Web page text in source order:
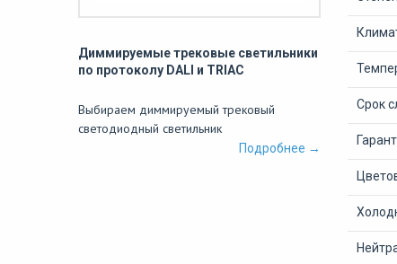
Диммируемые трековые светильники
по протоколу DALI и TRIAC
Выбираем диммируемый трековый
светодиодный светильник
Подробнее →
Срок